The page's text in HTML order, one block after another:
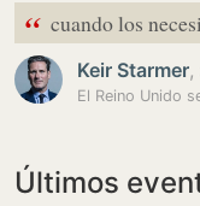
“ cuando los
Keir Starmer,
Últimos